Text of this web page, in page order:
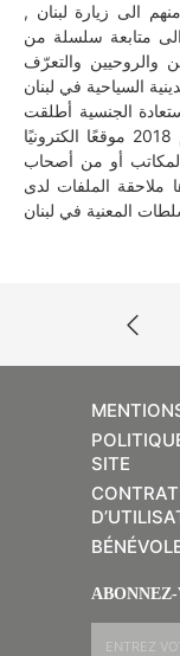
الى زيارة لبنان ,
يومًا حيث يصار الى متابعة سلسلة من
والروحيين والتعرّف
الجنسية أطلقت
المؤسسة عام 2018 موقعًا الكترونيًا www.maronitefoundation.org
أو من أصحاب
ساعة ويتم بعدها ملاحقة الملفات لدى
SITE